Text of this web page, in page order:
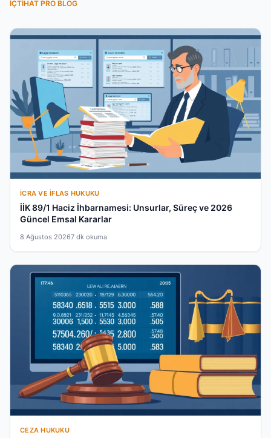
İÇTIHAT PRO BLOG
İCRA VE İFLAS HUKUKU
İİK 89/1 Haciz İhbarnamesi: Unsurlar, Süreç ve 2026
Güncel Emsal Kararlar
8 Ağustos 20267 dk okuma
CEZA HUKUKU